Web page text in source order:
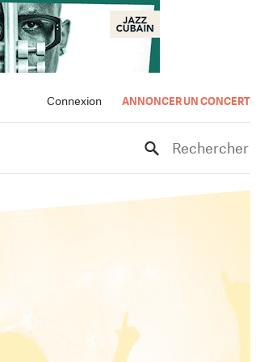
Connexion ANNONCER UN CONCERT
Rechercher